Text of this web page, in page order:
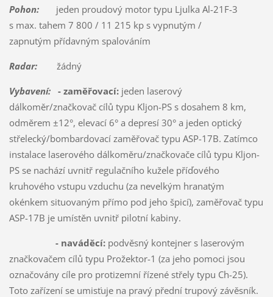
Pohon:jeden proudový motor typu Ljulka Al-21F-3
s max. tahem 7 800 / 11 215 kp s vypnutým /
zapnutým přídavným spalováním
Radar:žádný
Vybavení: - zaměřovací:jeden laserový
dálkoměr/značkovač cílů typu Kljon-PS s dosahem 8 km,
odměrem ±12°, elevací 6° a depresí 30° a jeden optický
střelecký/bombardovací zaměřovač typu ASP-17B. Zatímco
instalace laserového dálkoměru/značkovače cílů typu Kljon-
PS se nachází uvnitř regulačního kužele příďového
kruhového vstupu vzduchu (za nevelkým hranatým
okénkem situovaným přímo pod jeho špicí), zaměřovač typu
ASP-17B je umístěn uvnitř pilotní kabiny.
- naváděcí:podvěsný kontejner s laserovým
značkovačem cílů typu Prožektor-1 (za jeho pomoci jsou
označovány cíle pro protizemní řízené střely typu Ch-25).
Toto zařízení se umisťuje na pravý přední trupový závěsník.